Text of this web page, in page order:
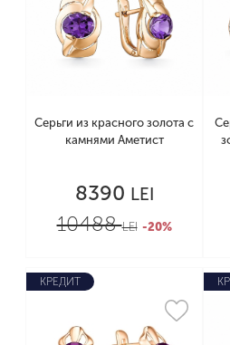
Серьги из красного золота с
камнями Аметист
8390 LEI
10488LEI -20%
КРЕДИТ